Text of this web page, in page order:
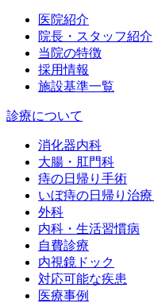
医院紹介
院長・スタッフ紹介
当院の特徴
採用情報
施設基準一覧
診療について
消化器内科
大腸・肛門科
痔の日帰り手術
いぼ痔の日帰り治
外科
内科・生活習慣病
自費診療
内視鏡ドック
対応可能な疾患
医療事例